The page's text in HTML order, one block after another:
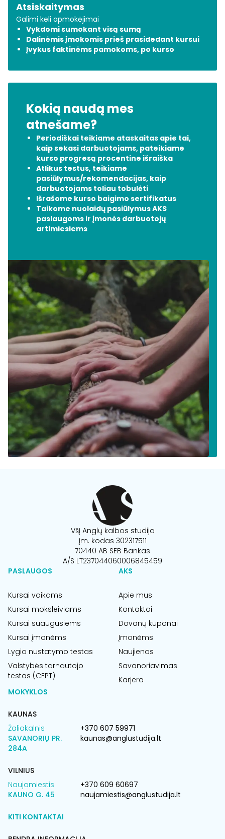
Atsiskaitymas
Galimi keli apmokėjimai
Vykdomi sumokant visą sumą
Dalinėmis įmokomis prieš prasidedant kursui
Įvykus faktinėms pamokoms, po kurso
Kokią naudą mes
atnešame?
Periodiškai teikiame ataskaitas apie tai,
kaip sekasi darbuotojams, pateikiame
kurso progresą procentine išraiška
Atlikus testus, teikiame
pasiūlymus/rekomendacijas, kaip
darbuotojams toliau tobulėti
Išrašome kurso baigimo sertifikatus
Taikome nuolaidų pasiūlymus AKS
paslaugoms ir įmonės darbuotojų
artimiesiems
VšĮ Anglų kalbos studija
Įm. kodas 302317511
70440 AB SEB Bankas
A/S LT237044060006845459
PASLAUGOS
Kursai vaikams
Kursai moksleiviams
Kursai suaugusiems
Kursai įmonėms
Lygio nustatymo testas
Valstybės tarnautojo
testas (CEPT)
AKS
Apie mus
Kontaktai
Dovanų kuponai
Įmonėms
Naujienos
Savanoriavimas
Karjera
MOKYKLOS
KAUNAS
Žaliakalnis
SAVANORIŲ PR.
284A
+370 607 59971
kaunas@anglustudija.lt
VILNIUS
Naujamiestis
KAUNO G. 45
+370 609 60697
naujamiestis@anglustudija.lt
KITI KONTAKTAI